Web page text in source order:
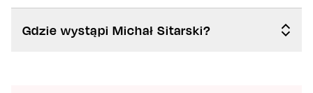
Gdzie wystąpi Michał Sitarski?